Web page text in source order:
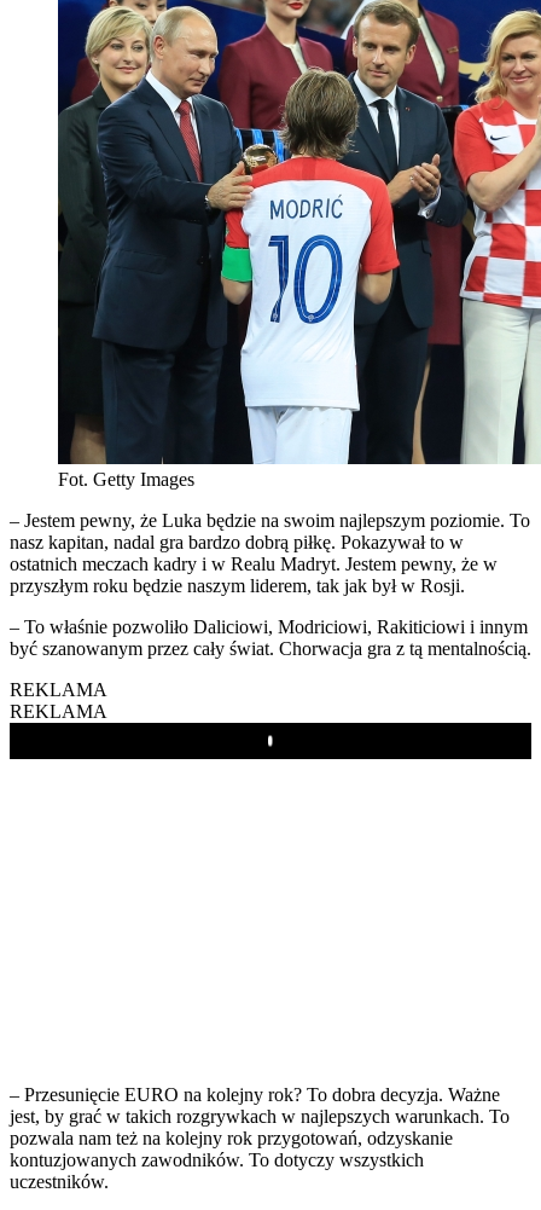
Fot. Getty Images
– Jestem pewny, że Luka będzie na swoim najlepszym poziomie. To
nasz kapitan, nadal gra bardzo dobrą piłkę. Pokazywał to w
ostatnich meczach kadry i w Realu Madryt. Jestem pewny, że w
przyszłym roku będzie naszym liderem, tak jak był w Rosji.
– To właśnie pozwoliło Daliciowi, Modriciowi, Rakiticiowi i innym
być szanowanym przez cały świat. Chorwacja gra z tą mentalnością.
REKLAMA
REKLAMA
Play
– Przesunięcie EURO na kolejny rok? To dobra decyzja. Ważne
jest, by grać w takich rozgrywkach w najlepszych warunkach. To
pozwala nam też na kolejny rok przygotowań, odzyskanie
kontuzjowanych zawodników. To dotyczy wszystkich
uczestników.